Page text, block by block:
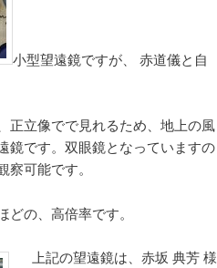
小型望遠鏡ですが、 赤道儀と自
正立像でで見れるため、地上の風
鏡です。双眼鏡となっていますの
可能です。
の、高倍率です。
上記の望遠鏡は、赤坂 典芳 様